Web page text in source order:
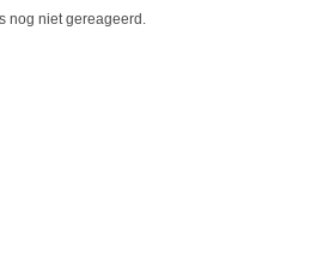
nog niet gereageerd.